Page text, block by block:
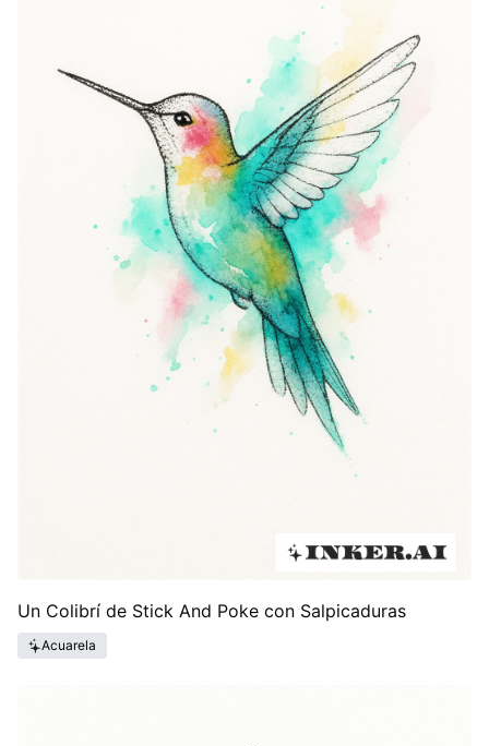
Un Colibrí de Stick And Poke con Salpicaduras
Acuarela